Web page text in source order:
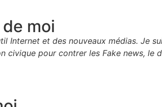
moi
Internet et des nouveaux médias. Je
civique pour contrer les Fake news, le